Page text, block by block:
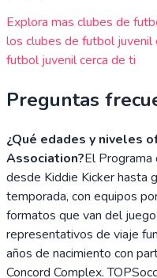
Explora mas clubes de
los clubes de futbol juvenil
futbol juvenil cerca de ti
Preguntas
¿Qué edades y niveles
Association?El
desde Kiddie Kicker hasta
temporada, con equipos
formatos que van del
representativos de viaje
años de nacimiento con
Concord Complex.